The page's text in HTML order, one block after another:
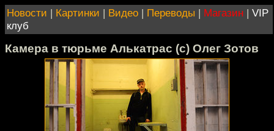
Новости | Картинки | Видео | Переводы | Магазин | VIP
клуб
Камера в тюрьме Алькатрас (с) Олег Зотов